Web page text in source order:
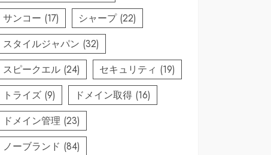
サンコー (17) シャープ(22)
スタイルジャパン (32)
スピークエル (24) セキュリティ (19)
トライズ (9) ドメイン取得 (16)
ドメイン管理 (23)
ノーブランド (84)